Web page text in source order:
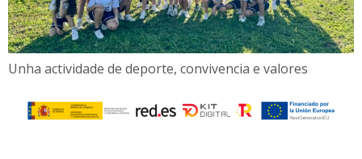
Unha actividade de deporte, convivencia e valores